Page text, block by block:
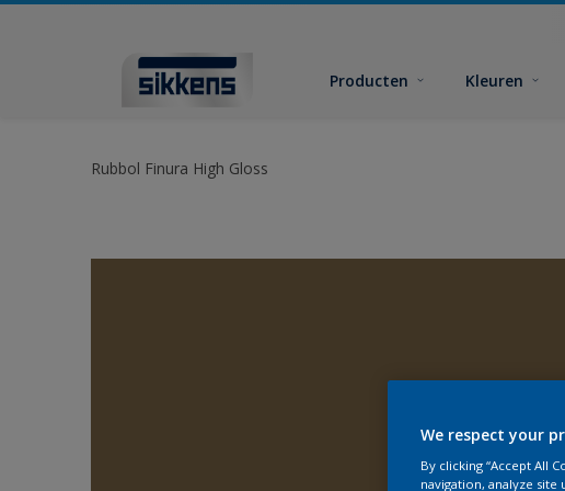
Producten Kleuren
Rubbol Finura High Gloss
We respect your
By clicking “Accept All
navigation, analyze site